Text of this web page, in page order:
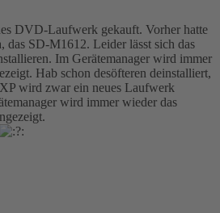
DVD-Laufwerk gekauft. Vorher hatte
das SD-M1612. Leider lässt sich das
Im Gerätemanager wird immer
Hab schon desöfteren deinstalliert,
wird zwar ein neues Laufwerk
wird immer wieder das